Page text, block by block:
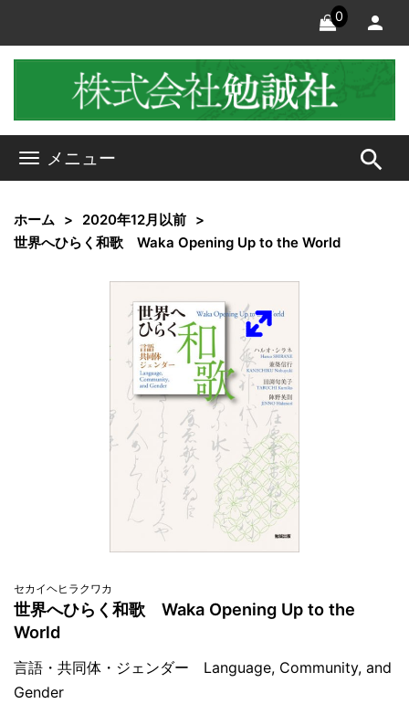
0
メニュー search
ホーム
2020年12月以前
世界へひらく和歌 Waka Opening Up to the World
セカイヘヒラクワカ
世界へひらく和歌 Waka Opening Up to the
World
言語・共同体・ジェンダー Language, Community, and
Gender